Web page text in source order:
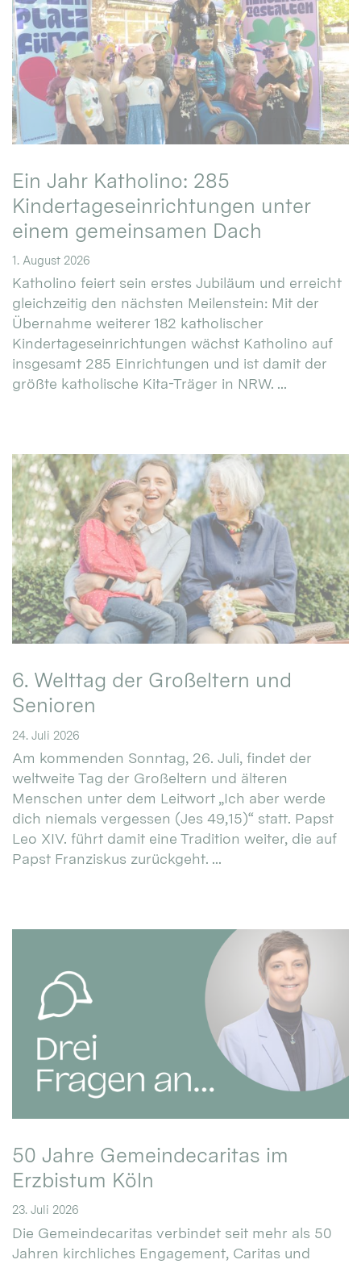
Ein Jahr Katholino: 285
Kindertageseinrichtungen unter
einem gemeinsamen Dach
1. August 2026
Katholino feiert sein erstes Jubiläum und erreicht
gleichzeitig den nächsten Meilenstein: Mit der
Übernahme weiterer 182 katholischer
Kindertageseinrichtungen wächst Katholino auf
insgesamt 285 Einrichtungen und ist damit der
größte katholische Kita-Träger in NRW. ...
6. Welttag der Großeltern und
Senioren
24. Juli 2026
Am kommenden Sonntag, 26. Juli, findet der
weltweite Tag der Großeltern und älteren
Menschen unter dem Leitwort „Ich aber werde
dich niemals vergessen (Jes 49,15)“ statt. Papst
Leo XIV. führt damit eine Tradition weiter, die auf
Papst Franziskus zurückgeht. ...
50 Jahre Gemeindecaritas im
Erzbistum Köln
23. Juli 2026
Die Gemeindecaritas verbindet seit mehr als 50
Jahren kirchliches Engagement, Caritas und